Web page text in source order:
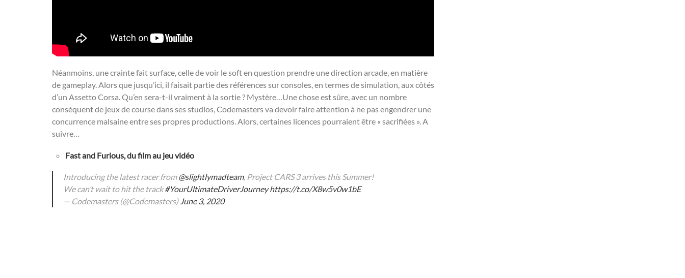
Néanmoins, une crainte fait surface, celle de voir le soft en question prendre une direction arcade, en matière
de gameplay. Alors que jusqu’ici, il faisait partie des références sur consoles, en termes de simulation, aux côtés
d’un Assetto Corsa. Qu’en sera-t-il vraiment à la sortie ? Mystère…Une chose est sûre, avec un nombre
conséquent de jeux de course dans ses studios, Codemasters va devoir faire attention à ne pas engendrer une
concurrence malsaine entre ses propres productions. Alors, certaines licences pourraient être « sacrifiées ». A
suivre…
Fast and Furious, du film au jeu vidéo
Introducing the latest racer from@slightlymadteam, Project CARS 3 arrives this Summer!
We can’t wait to hit the track#YourUltimateDriverJourney https://t.co/X8w5v0w1bE
— Codemasters (@Codemasters)June 3, 2020